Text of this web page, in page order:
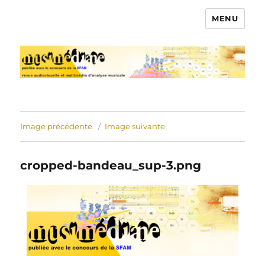
MENU
Image précédente Image suivante
cropped-bandeau_sup-3.png